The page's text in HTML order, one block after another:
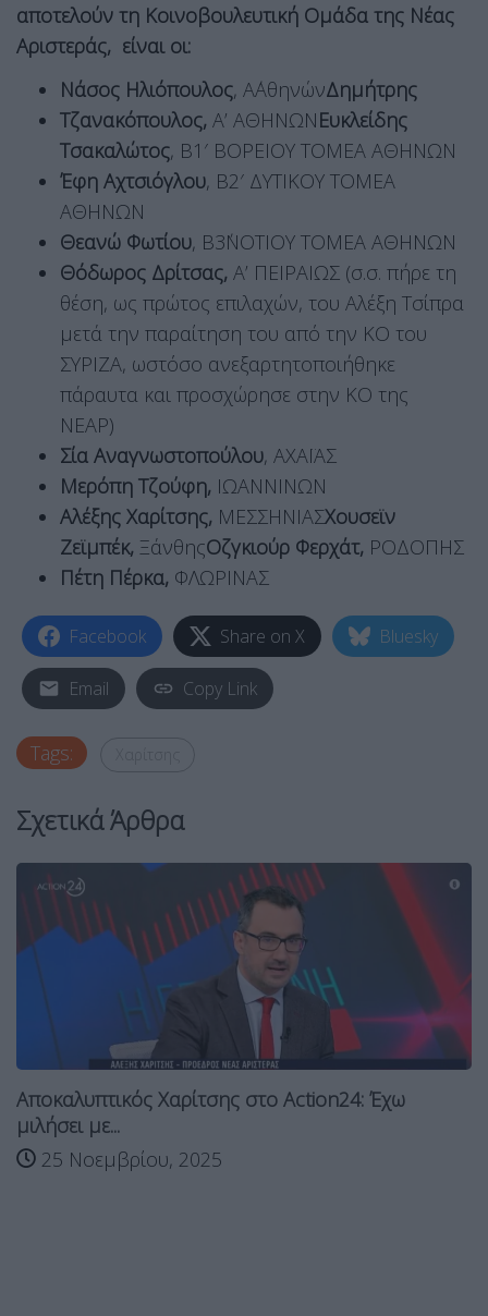
αποτελούν τη Κοινοβουλευτική Ομάδα της Νέας
Αριστεράς, είναι οι:
Νάσος Ηλιόπουλος, Α΄ΑθηνώνΔημήτρης
Τζανακόπουλος, Α’ ΑΘΗΝΩΝΕυκλείδης
Τσακαλώτος, Β1′ ΒΟΡΕΙΟΥ ΤΟΜΕΑ ΑΘΗΝΩΝ
Έφη Αχτσιόγλου, Β2′ ΔΥΤΙΚΟΥ ΤΟΜΕΑ
ΑΘΗΝΩΝ
Θεανώ Φωτίου, Β3΄ΝΟΤΙΟΥ ΤΟΜΕΑ ΑΘΗΝΩΝ
Θόδωρος Δρίτσας, Α’ ΠΕΙΡΑΙΩΣ (σ.σ. πήρε τη
θέση, ως πρώτος επιλαχών, του Αλέξη Τσίπρα
μετά την παραίτηση του από την ΚΟ του
ΣΥΡΙΖΑ, ωστόσο ανεξαρτητοποιήθηκε
πάραυτα και προσχώρησε στην ΚΟ της
ΝΕΑΡ)
Σία Αναγνωστοπούλου, ΑΧΑΪΑΣ
Μερόπη Τζούφη, ΙΩΑΝΝΙΝΩΝ
Αλέξης Χαρίτσης, ΜΕΣΣΗΝΙΑΣΧουσεϊν
Ζεϊμπέκ, ΞάνθηςΟζγκιούρ Φερχάτ, ΡΟΔΟΠΗΣ
Πέτη Πέρκα, ΦΛΩΡΙΝΑΣ
Facebook Share on X Bluesky
Email Copy Link
Tags:
Σχετικά Άρθρα
Αποκαλυπτικός Χαρίτσης στο Action24: Έχω
μιλήσει με...
25 Νοεμβρίου, 2025